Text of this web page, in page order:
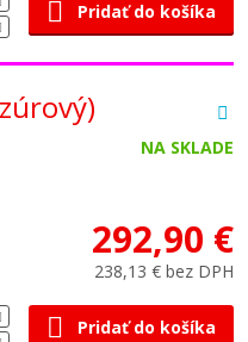
Pridať do košíka
NA SKLADE
292,90 €
238,13 € bez DPH
Pridať do košíka